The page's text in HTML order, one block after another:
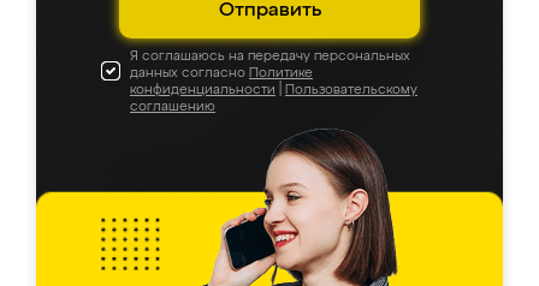
Отправить
Я соглашаюсь на передачу персональных
данных согласно Политике
конфиденциальности
Пользовательскому
соглашению